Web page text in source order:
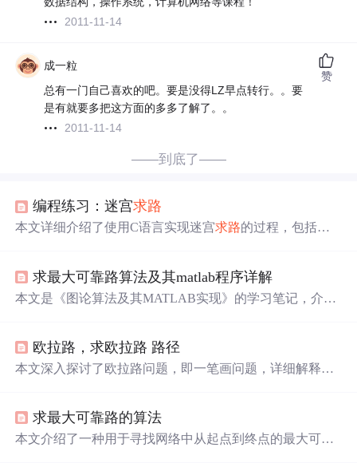
2011-11-14
成一粒
总有一门自己喜欢的吧。要是没得LZ早点转行。。要
是有就要多把这方面的多多了解了。。
2011-11-14
赞
——到底了——
编程练习：迷宫求路
本文详细介绍了使用C语言实现迷宫求路的过程，包括迷
求最大可靠路算法及其matlab程序详解
本文是《图论算法及其MATLAB实现》的学习笔记，介绍
如网络完好概率矩阵A、路径P等进行说明。
欧拉路，求欧拉路 路径
本文深入探讨了欧拉路问题，即一笔画问题，详细解释了
求最大可靠路的算法
本文介绍了一种用于寻找网络中从起点到终点的最大可靠